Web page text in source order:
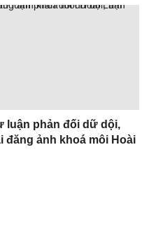
luận phản đối dữ dội,
đăng ảnh khoá môi Hoài